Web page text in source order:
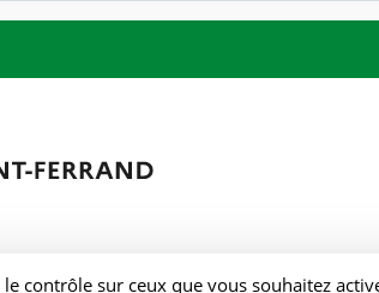
contrôle sur ceux que vous souhaitez